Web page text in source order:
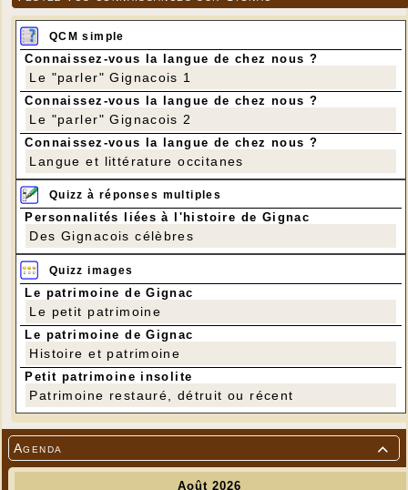

Agenda
QCM simple
Connaissez-vous la langue de chez nous ?
Le "parler" Gignacois 1
Connaissez-vous la langue de chez nous ?
Le "parler" Gignacois 2
Connaissez-vous la langue de chez nous ?
Langue et littérature occitanes
Quizz à réponses multiples
Personnalités liées à l'histoire de Gignac
Des Gignacois célèbres
Quizz images
Le patrimoine de Gignac
Le petit patrimoine
Le patrimoine de Gignac
Histoire et patrimoine
Petit patrimoine insolite
Patrimoine restauré, détruit ou récent